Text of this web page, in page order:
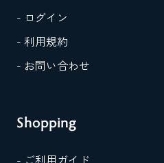
- ログイン
- 利用規約
- お問い合わせ
Shopping
- ご利用ガイド